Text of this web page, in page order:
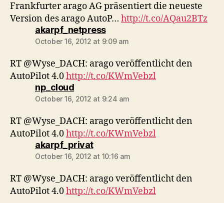
Frankfurter arago AG präsentiert die neueste
Version des arago AutoP… http://t.co/AQau2BTz
akarpf_netpresssays:
October 16, 2012 at 9:09 am
RT @Wyse_DACH: arago veröffentlicht den
AutoPilot 4.0http://t.co/KWmVebzl
np_cloudsays:
October 16, 2012 at 9:24 am
RT @Wyse_DACH: arago veröffentlicht den
AutoPilot 4.0http://t.co/KWmVebzl
akarpf_privatsays:
October 16, 2012 at 10:16 am
RT @Wyse_DACH: arago veröffentlicht den
AutoPilot 4.0http://t.co/KWmVebzl